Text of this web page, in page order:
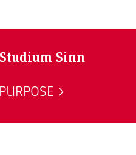
Sinn